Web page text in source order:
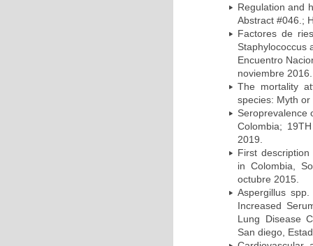
Regulation and
Abstract #046.;
Factores de
Staphylococcus
Encuentro
noviembre 2016.
The mortality
species: Myth
Seroprevalence
Colombia;
2019.
First
in Colombia,
octubre 2015.
Aspergillus
Increased
Lung Disease
San diego,